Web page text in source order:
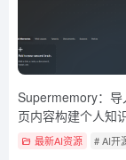
Supermemory：导
页内容构建个人知
最新AI资源 # AI开